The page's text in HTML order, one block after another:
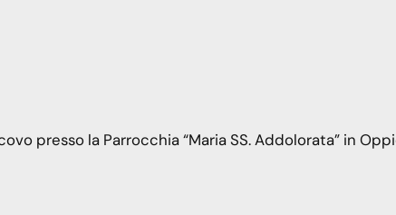
presso la Parrocchia “Maria SS. Addolorata” in